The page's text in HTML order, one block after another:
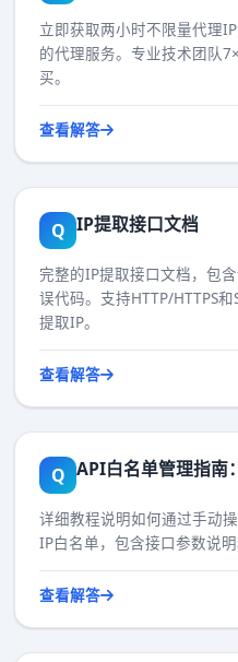
立即获取两小时不限量代理
的代理服务。专业技术团队
买。
查看解答
Q IP提取接口文档
完整的IP提取接口文档，包
误代码。支持HTTP/HTTPS
提取IP。
查看解答
Q API白名单管理指南
详细教程说明如何通过手动
IP白名单，包含接口参数说明
查看解答